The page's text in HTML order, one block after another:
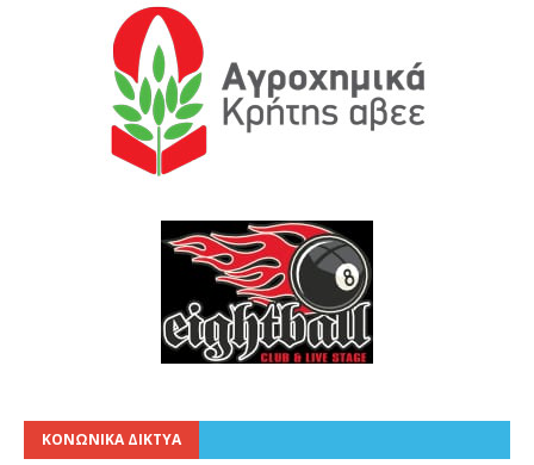
ΚΟΝΩΝΙΚΑ ΔΙΚΤΥΑ